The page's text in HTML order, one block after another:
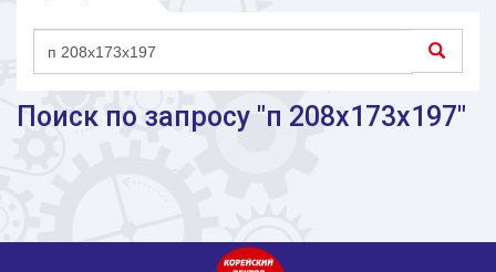
Поиск по запросу "п 208x173x197"